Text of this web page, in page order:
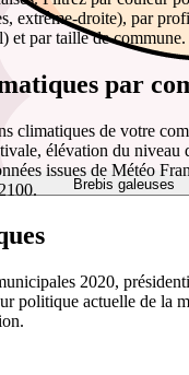
Brebis galeuses
extrême-droite), par
et par taille de commune.
par
climatiques de votre
élévation du niveau
issues de Météo
2020,
politique actuelle de la